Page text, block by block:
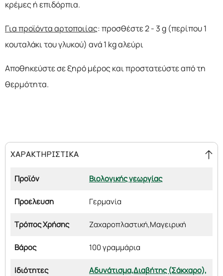
κρέμες ή επιδόρπια.
Για προϊόντα αρτοποιίας: προσθέστε 2 - 3 g (περίπου 1
κουταλάκι του γλυκού) ανά 1 kg αλεύρι
Αποθηκεύστε σε ξηρό μέρος και προστατεύστε από τη
θερμότητα.
ΧΑΡΑΚΤΗΡΙΣΤΙΚΑ
Προϊόν Βιολογικής γεωργίας
Προέλευση Γερμανία
Τρόπος Χρήσης Ζαχαροπλαστική,Μαγειρική
Βάρος 100 γραμμάρια
Ιδιότητες Αδυνάτισμα,Διαβήτης (Σάκχαρο),